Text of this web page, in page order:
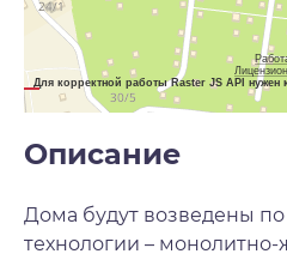
Для корректной работы Raster JS API
Описание
Дома будут возведены
технологии –